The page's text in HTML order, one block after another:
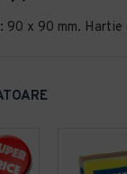
90 x 90 mm. Hartie